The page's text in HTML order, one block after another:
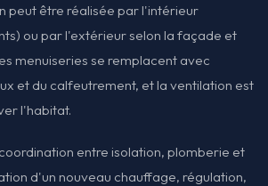
peut être réalisée par l'intérieur
ou par l'extérieur selon la façade et
menuiseries se remplacent avec
et du calfeutrement, et la ventilation est
l'habitat.
entre isolation, plomberie et
d'un nouveau chauffage, régulation,